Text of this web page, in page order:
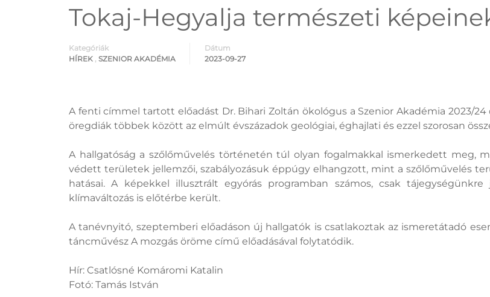
Tokaj-Hegyalja természeti
Kategóriák
HÍREK , SZENIOR AKADÉMIA
Dátum
2023-09-27
A fenti címmel tartott előadást Dr. Bihari Zoltán ökológus a Szenior Akadémia 2023/
öregdiák többek között az elmúlt évszázadok geológiai, éghajlati és ezzel szorosan
A hallgatóság a szőlőművelés történetén túl olyan fogalmakkal ismerkedett meg,
védett területek jellemzői, szabályozásuk éppúgy elhangzott, mint a szőlőművelés
hatásai. A képekkel illusztrált egyórás programban számos, csak
klímaváltozás is előtérbe került.
A tanévnyitó, szeptemberi előadáson új hallgatók is csatlakoztak az ismeretátadó
táncművész A mozgás öröme című előadásával folytatódik.
Hír: Csatlósné Komáromi Katalin
Fotó: Tamás István